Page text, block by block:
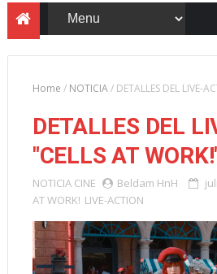
Home / NOTICIA/ DETALLES DEL LIVE-
DETALLES DEL
"CELLS AT
NOTICIA CINE Beldam HnH
AT WORK! LIVE-ACTION